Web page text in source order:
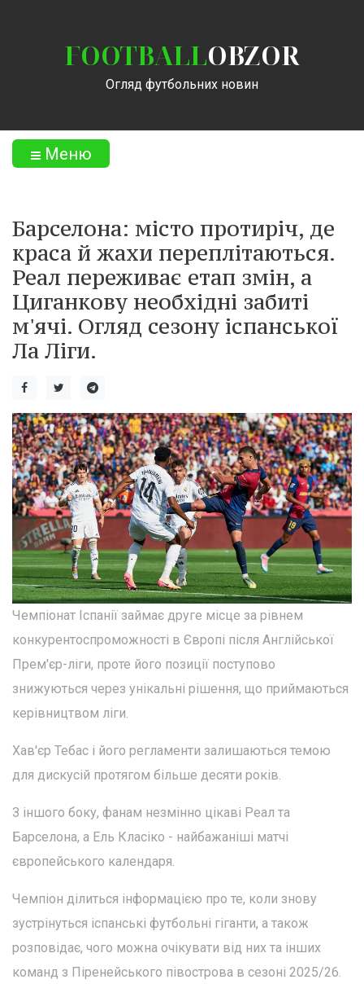
FOOTBALLOBZOR
Огляд футбольних новин
Меню
Барселона: місто протиріч, де
краса й жахи переплітаються.
Реал переживає етап змін, а
Циганкову необхідні забиті
м'ячі. Огляд сезону іспанської
Ла Ліги.
Чемпіонат Іспанії займає друге місце за рівнем
конкурентоспроможності в Європі після Англійської
Прем'єр-ліги, проте його позиції поступово
знижуються через унікальні рішення, що приймаються
керівництвом ліги.
Хав'єр Тебас і його регламенти залишаються темою
для дискусій протягом більше десяти років.
З іншого боку, фанам незмінно цікаві Реал та
Барселона, а Ель Класіко - найбажаніші матчі
європейського календаря.
Чемпіон ділиться інформацією про те, коли знову
зустрінуться іспанські футбольні гіганти, а також
розповідає, чого можна очікувати від них та інших
команд з Піренейського півострова в сезоні 2025/26.